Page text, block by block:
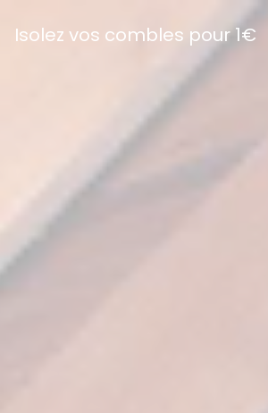
Isolez vos combles pour 1€